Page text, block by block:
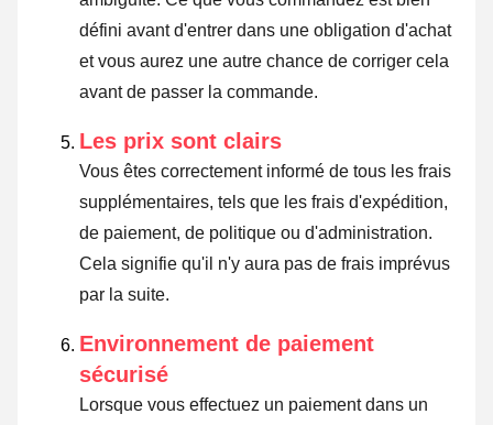
défini avant d'entrer dans une obligation d'achat
et vous aurez une autre chance de corriger cela
avant de passer la commande.
Les prix sont clairs
Vous êtes correctement informé de tous les frais
supplémentaires, tels que les frais d'expédition,
de paiement, de politique ou d'administration.
Cela signifie qu'il n'y aura pas de frais imprévus
par la suite.
Environnement de paiement
sécurisé
Lorsque vous effectuez un paiement dans un